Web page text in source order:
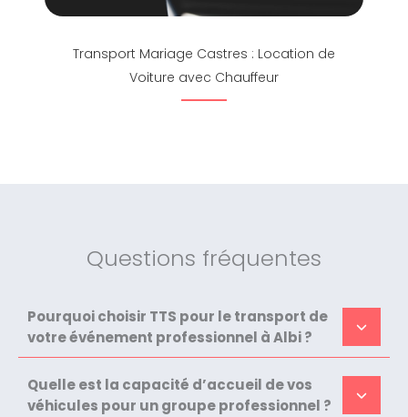
Transport Mariage Castres : Location de
Voiture avec Chauffeur
Questions fréquentes
Pourquoi choisir TTS pour le transport de
votre événement professionnel à Albi ?
Quelle est la capacité d’accueil de vos
véhicules pour un groupe professionnel ?